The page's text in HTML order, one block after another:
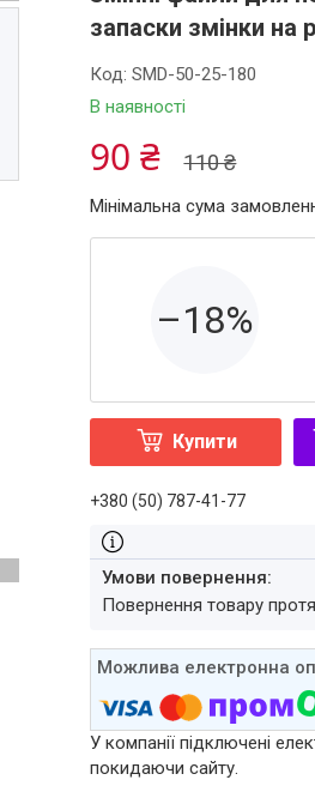
запаски змінки
В наявності
Код:SMD-50-25-180
110 ₴
90 ₴
Мінімальна сума
–18%
Купити
+380 (50) 787-41-77
повернення товару
У компанії підключені
покидаючи сайту.